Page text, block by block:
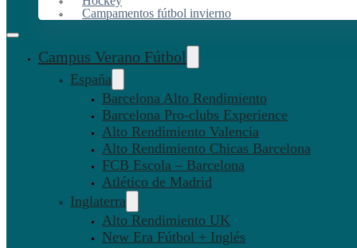
Campamentos fútbol invierno
Campus Verano Fútbol
España
Barcelona Alto Rendimiento
Barcelona Pro-clubs Experience
Alto Rendimiento Valencia
Alto Rendimiento Chicas Barcelona
FCB Escola – Barcelona
Atlético de Madrid
Inglaterra
Alto Rendimiento UK
New Era Fútbol + Inglés